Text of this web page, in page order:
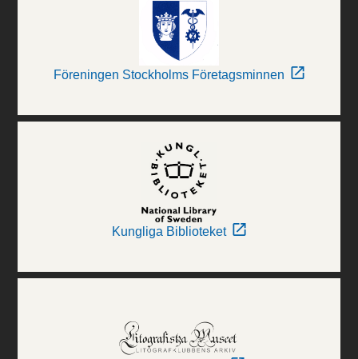
Föreningen Stockholms Företagsminnen
Kungliga Biblioteket